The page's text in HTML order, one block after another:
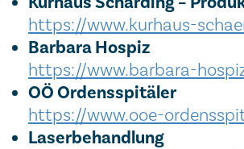
https://www.kurhaus-
Barbara Hospiz
https://www.barbara-
OÖ Ordensspitäler
https://www.ooe-
Laserbehandlung